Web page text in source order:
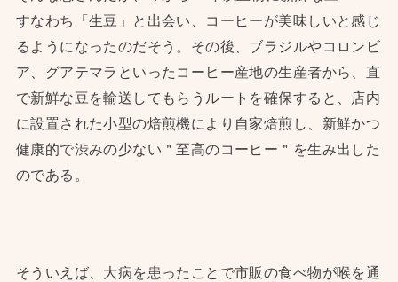
すなわち「生豆」と出会い、コーヒーが美味しいと感じ
るようになったのだそう。その後、ブラジルやコロンビ
ア、グアテマラといったコーヒー産地の生産者から、直
で新鮮な豆を輸送してもらうルートを確保すると、店内
に設置された小型の焙煎機により自家焙煎し、新鮮かつ
健康的で渋みの少ない＂至高のコーヒー＂を生み出した
のである。
そういえば、大病を患ったことで市販の食べ物が喉を通